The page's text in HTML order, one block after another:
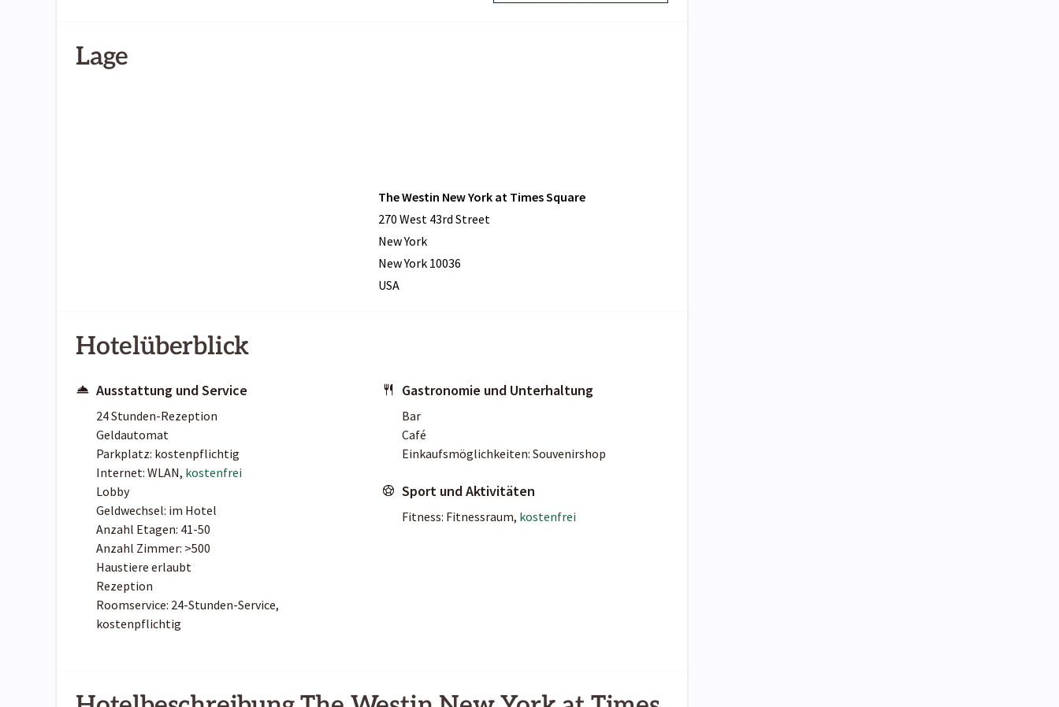
Lage
The Westin New York at Times Square
270 West 43rd Street
New York
New York 10036
USA
Hotelüberblick
Ausstattung und Service
24 Stunden-Rezeption
Geldautomat
Parkplatz: kostenpflichtig
Internet: WLAN, kostenfrei
Lobby
Geldwechsel: im Hotel
Anzahl Etagen: 41-50
Anzahl Zimmer: >500
Haustiere erlaubt
Rezeption
Roomservice: 24-Stunden-Service,
kostenpflichtig
Gastronomie und Unterhaltung
Bar
Café
Einkaufsmöglichkeiten: Souvenirshop
Sport und Aktivitäten
Fitness: Fitnessraum, kostenfrei